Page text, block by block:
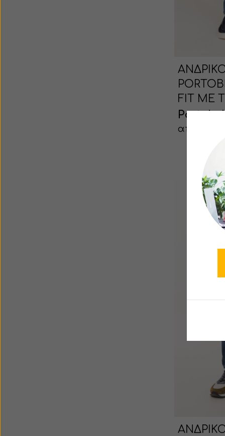
FIT ΜΕ
από 69.30€